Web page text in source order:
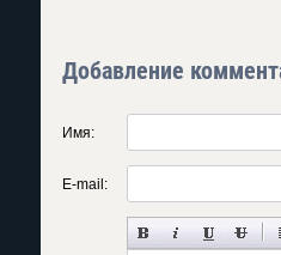
Добавление
Имя:
E-mail: